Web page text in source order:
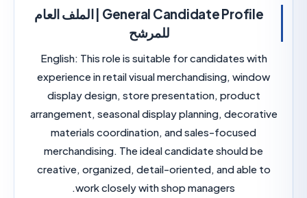
General Candidate Profile | الملف العام
English:This role is suitable for candidates
experience in retail visual merchandising,
display design, store presentation,
arrangement, seasonal display planning,
materials coordination, and sales-focused
merchandising. The ideal candidate should
creative, organized, detail-oriented, and
work closely with shop managers.